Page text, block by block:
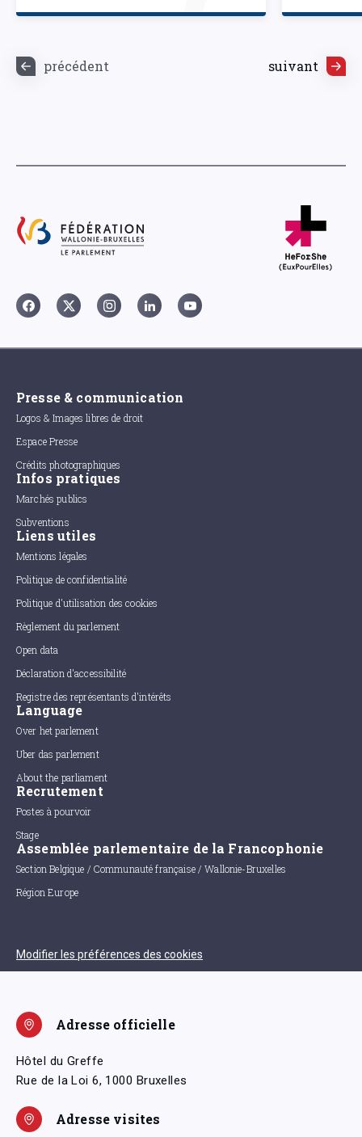
précédent suivant
Presse & communication
Logos & Images libres de droit
Espace Presse
Crédits photographiques
Infos pratiques
Marchés publics
Subventions
Liens utiles
Mentions légales
Politique de confidentialité
Politique d'utilisation des cookies
Règlement du parlement
Open data
Déclaration d'accessibilité
Registre des représentants d'intérêts
Language
Over het parlement
Uber das parlement
About the parliament
Recrutement
Postes à pourvoir
Stage
Assemblée parlementaire de la Francophonie
Section Belgique / Communauté française / Wallonie-Bruxelles
Région Europe
Modifier les préférences des cookies
Adresse officielle
Hôtel du Greffe
Rue de la Loi 6, 1000 Bruxelles
Adresse visites